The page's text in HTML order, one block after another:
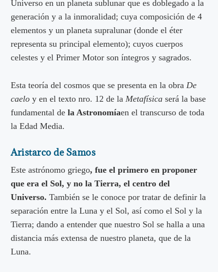
Universo en un planeta sublunar que es doblegado a la
generación y a la inmoralidad; cuya composición de 4
elementos y un planeta supralunar (donde el éter
representa su principal elemento); cuyos cuerpos
celestes y el Primer Motor son íntegros y sagrados.
Esta teoría del cosmos que se presenta en la obra De
caeloy en el texto nro. 12 de la Metafísicaserá la base
fundamental dela Astronomíaen el transcurso de toda
la Edad Media.
Aristarco de Samos
Este astrónomo griego, fue el primero en proponer
que era el Sol, y no la Tierra, el centro del
Universo. También se le conoce por tratar de definir la
separación entre la Luna y el Sol, así como el Sol y la
Tierra; dando a entender que nuestro Sol se halla a una
distancia más extensa de nuestro planeta, que de la
Luna.